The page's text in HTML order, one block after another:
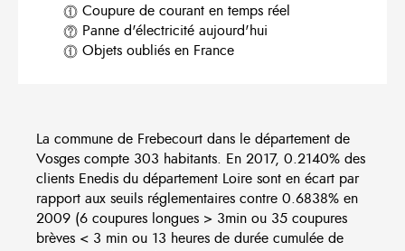
Coupure de courant en temps réel
Panne d'électricité aujourd'hui
Objets oubliés en France
La commune de Frebecourt dans le département de
Vosges compte 303 habitants. En 2017, 0.2140% des
clients Enedis du département Loire sont en écart par
rapport aux seuils réglementaires contre 0.6838% en
2009 (6 coupures longues > 3min ou 35 coupures
brèves < 3 min ou 13 heures de durée cumulée de